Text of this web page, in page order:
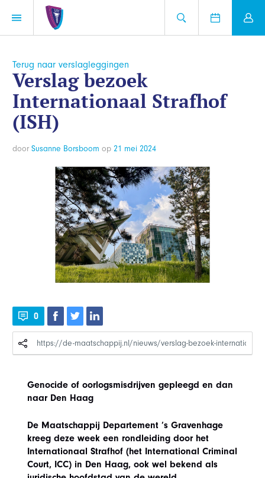
Terug naar verslagleggingen
Verslag bezoek
Internationaal Strafhof
(ISH)
door Susanne Borsboom op 21 mei 2024
0
Genocide of oorlogsmisdrijven gepleegd en dan
naar Den Haag
De Maatschappij Departement ’s Gravenhage
kreeg deze week een rondleiding door het
Internationaal Strafhof (het International Criminal
Court, ICC) in Den Haag, ook wel bekend als